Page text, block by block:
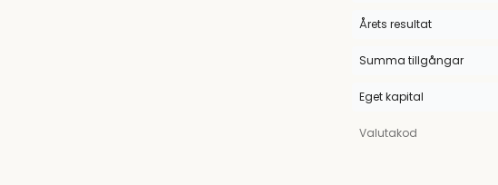
Årets resultat
Summa tillgångar
Eget kapital
Valutakod